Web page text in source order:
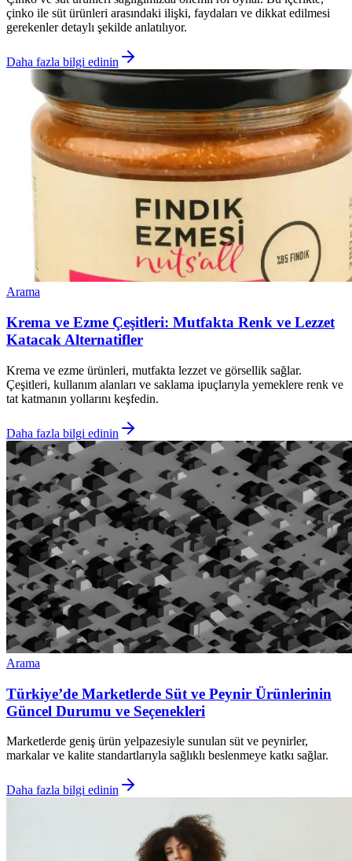
çinko ile süt ürünleri arasındaki ilişki, faydaları ve dikkat edilmesi
gerekenler detaylı şekilde anlatılıyor.
Daha fazla bilgi edinin
Arama
Krema ve Ezme Çeşitleri: Mutfakta Renk ve Lezzet
Katacak Alternatifler
Krema ve ezme ürünleri, mutfakta lezzet ve görsellik sağlar.
Çeşitleri, kullanım alanları ve saklama ipuçlarıyla yemeklere renk ve
tat katmanın yollarını keşfedin.
Daha fazla bilgi edinin
Arama
Türkiye’de Marketlerde Süt ve Peynir Ürünlerinin
Güncel Durumu ve Seçenekleri
Marketlerde geniş ürün yelpazesiyle sunulan süt ve peynirler,
markalar ve kalite standartlarıyla sağlıklı beslenmeye katkı sağlar.
Daha fazla bilgi edinin